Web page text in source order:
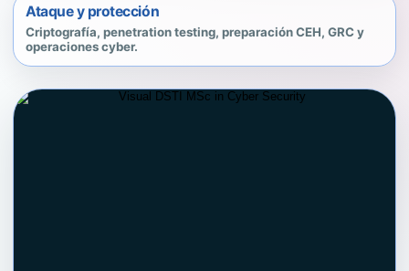
Ataque y protección
Criptografía, penetration testing, preparación CEH, GRC y
operaciones cyber.